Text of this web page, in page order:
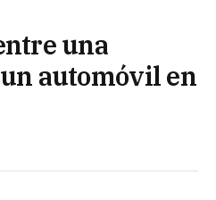
una
automóvil en